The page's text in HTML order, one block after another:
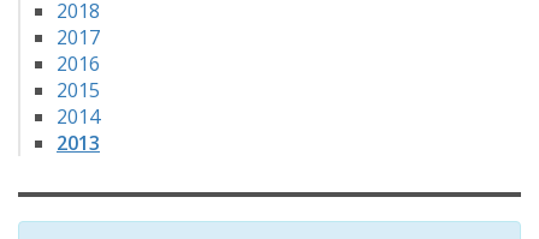
2018
2017
2016
2015
2014
2013